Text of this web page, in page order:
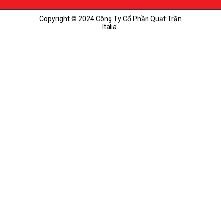
Copyright © 2024 Công Ty Cổ Phần Quạt Trần
Italia.